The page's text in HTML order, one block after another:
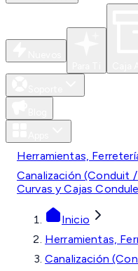
Herramientas,
Canalización (Conduit
Curvas y Cajas
Inicio
Herramientas,
Canalización